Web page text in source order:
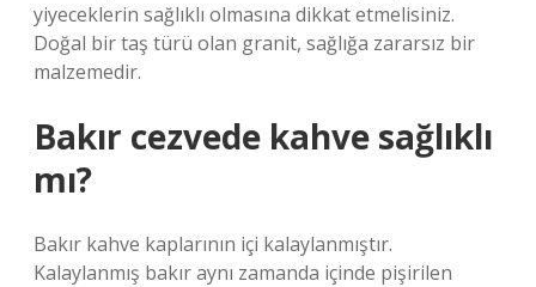
yiyeceklerin sağlıklı olmasına dikkat etmelisiniz.
Doğal bir taş türü olan granit, sağlığa zararsız bir
malzemedir.
Bakır cezvede kahve sağlıklı
mı?
Bakır kahve kaplarının içi kalaylanmıştır.
Kalaylanmış bakır aynı zamanda içinde pişirilen